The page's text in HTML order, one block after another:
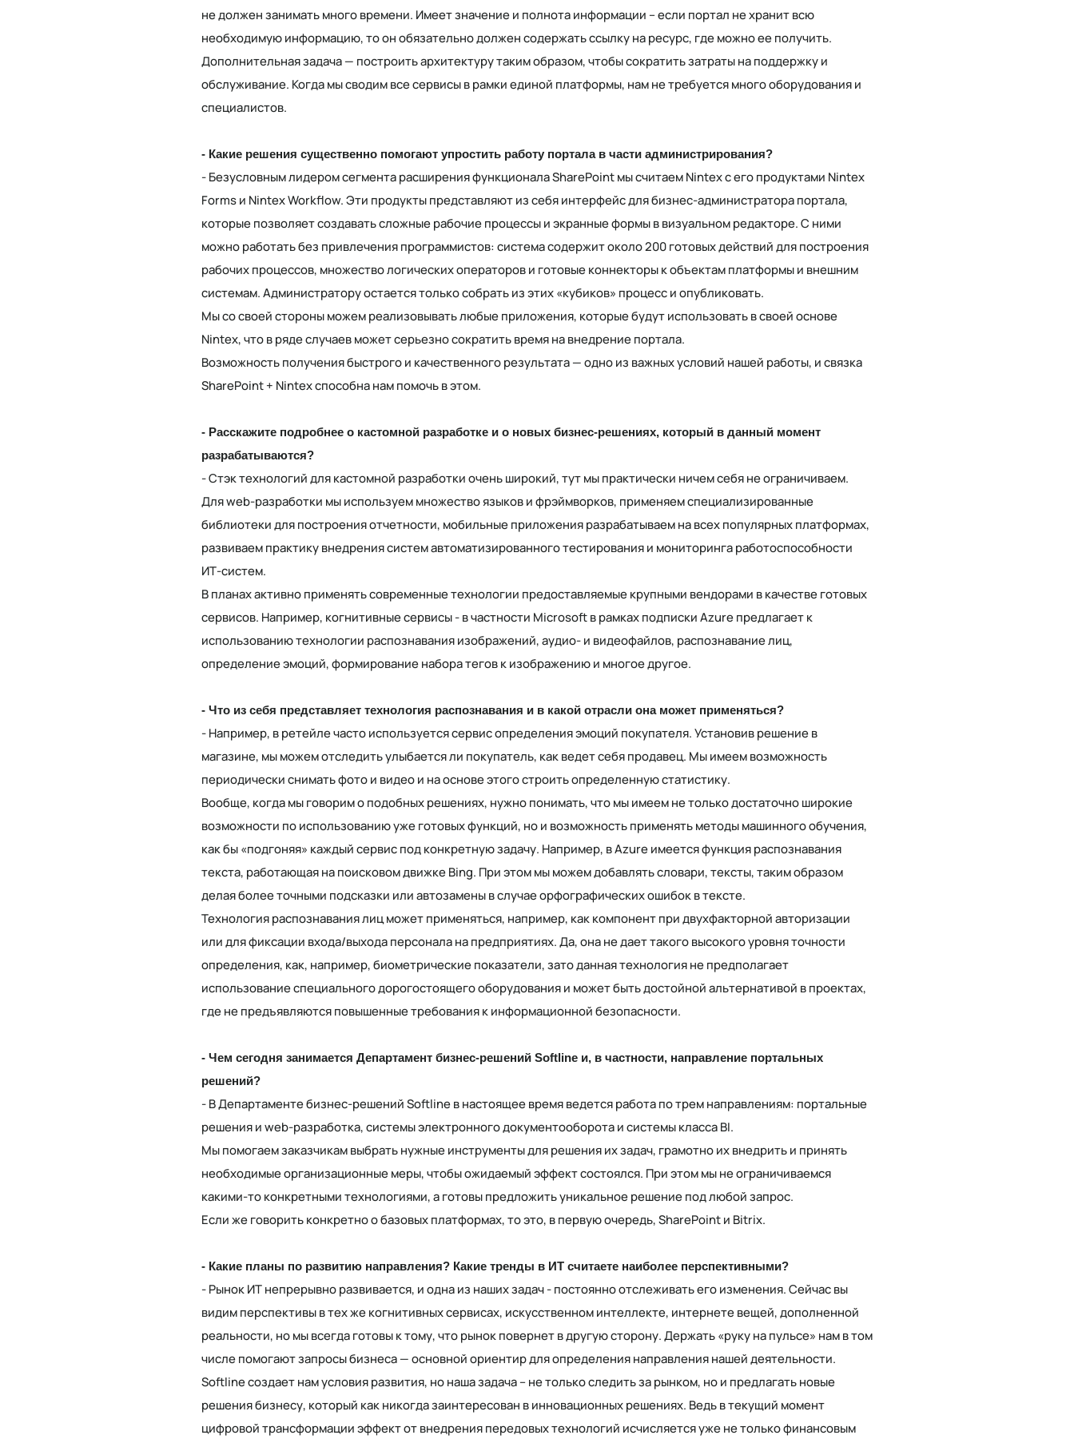
не должен занимать много времени. Имеет значение и полнота информации – если портал не хранит всю
необходимую информацию, то он обязательно должен содержать ссылку на ресурс, где можно ее получить.
Дополнительная задача — построить архитектуру таким образом, чтобы сократить затраты на поддержку и
обслуживание. Когда мы сводим все сервисы в рамки единой платформы, нам не требуется много оборудования и
специалистов.
- Какие решения существенно помогают упростить работу портала в части администрирования?
- Безусловным лидером сегмента расширения функционала SharePoint мы считаем Nintex с его продуктами Nintex
Forms и Nintex Workflow. Эти продукты представляют из себя интерфейс для бизнес-администратора портала,
которые позволяет создавать сложные рабочие процессы и экранные формы в визуальном редакторе. С ними
можно работать без привлечения программистов: система содержит около 200 готовых действий для построения
рабочих процессов, множество логических операторов и готовые коннекторы к объектам платформы и внешним
системам. Администратору остается только собрать из этих «кубиков» процесс и опубликовать.
Мы со своей стороны можем реализовывать любые приложения, которые будут использовать в своей основе
Nintex, что в ряде случаев может серьезно сократить время на внедрение портала.
Возможность получения быстрого и качественного результата — одно из важных условий нашей работы, и связка
SharePoint + Nintex способна нам помочь в этом.
- Расскажите подробнее о кастомной разработке и о новых бизнес-решениях, который в данный момент
разрабатываются?
- Стэк технологий для кастомной разработки очень широкий, тут мы практически ничем себя не ограничиваем.
Для web-разработки мы используем множество языков и фрэймворков, применяем специализированные
библиотеки для построения отчетности, мобильные приложения разрабатываем на всех популярных платформах,
развиваем практику внедрения систем автоматизированного тестирования и мониторинга работоспособности
ИТ-систем.
В планах активно применять современные технологии предоставляемые крупными вендорами в качестве готовых
сервисов. Например, когнитивные сервисы - в частности Microsoft в рамках подписки Azure предлагает к
использованию технологии распознавания изображений, аудио- и видеофайлов, распознавание лиц,
определение эмоций, формирование набора тегов к изображению и многое другое.
- Что из себя представляет технология распознавания и в какой отрасли она может применяться?
- Например, в ретейле часто используется сервис определения эмоций покупателя. Установив решение в
магазине, мы можем отследить улыбается ли покупатель, как ведет себя продавец. Мы имеем возможность
периодически снимать фото и видео и на основе этого строить определенную статистику.
Вообще, когда мы говорим о подобных решениях, нужно понимать, что мы имеем не только достаточно широкие
возможности по использованию уже готовых функций, но и возможность применять методы машинного обучения,
как бы «подгоняя» каждый сервис под конкретную задачу. Например, в Azure имеется функция распознавания
текста, работающая на поисковом движке Bing. При этом мы можем добавлять словари, тексты, таким образом
делая более точными подсказки или автозамены в случае орфографических ошибок в тексте.
Технология распознавания лиц может применяться, например, как компонент при двухфакторной авторизации
или для фиксации входа/выхода персонала на предприятиях. Да, она не дает такого высокого уровня точности
определения, как, например, биометрические показатели, зато данная технология не предполагает
использование специального дорогостоящего оборудования и может быть достойной альтернативой в проектах,
где не предъявляются повышенные требования к информационной безопасности.
- Чем сегодня занимается Департамент бизнес-решений Softline и, в частности, направление портальных
решений?
- В Департаменте бизнес-решений Softline в настоящее время ведется работа по трем направлениям: портальные
решения и web-разработка, системы электронного документооборота и системы класса BI.
Мы помогаем заказчикам выбрать нужные инструменты для решения их задач, грамотно их внедрить и принять
необходимые организационные меры, чтобы ожидаемый эффект состоялся. При этом мы не ограничиваемся
какими-то конкретными технологиями, а готовы предложить уникальное решение под любой запрос.
Если же говорить конкретно о базовых платформах, то это, в первую очередь, SharePoint и Bitrix.
- Какие планы по развитию направления? Какие тренды в ИТ считаете наиболее перспективными?
- Рынок ИТ непрерывно развивается, и одна из наших задач - постоянно отслеживать его изменения. Сейчас вы
видим перспективы в тех же когнитивных сервисах, искусственном интеллекте, интернете вещей, дополненной
реальности, но мы всегда готовы к тому, что рынок повернет в другую сторону. Держать «руку на пульсе» нам в том
числе помогают запросы бизнеса — основной ориентир для определения направления нашей деятельности.
Softline создает нам условия развития, но наша задача – не только следить за рынком, но и предлагать новые
решения бизнесу, который как никогда заинтересован в инновационных решениях. Ведь в текущий момент
цифровой трансформации эффект от внедрения передовых технологий исчисляется уже не только финансовым